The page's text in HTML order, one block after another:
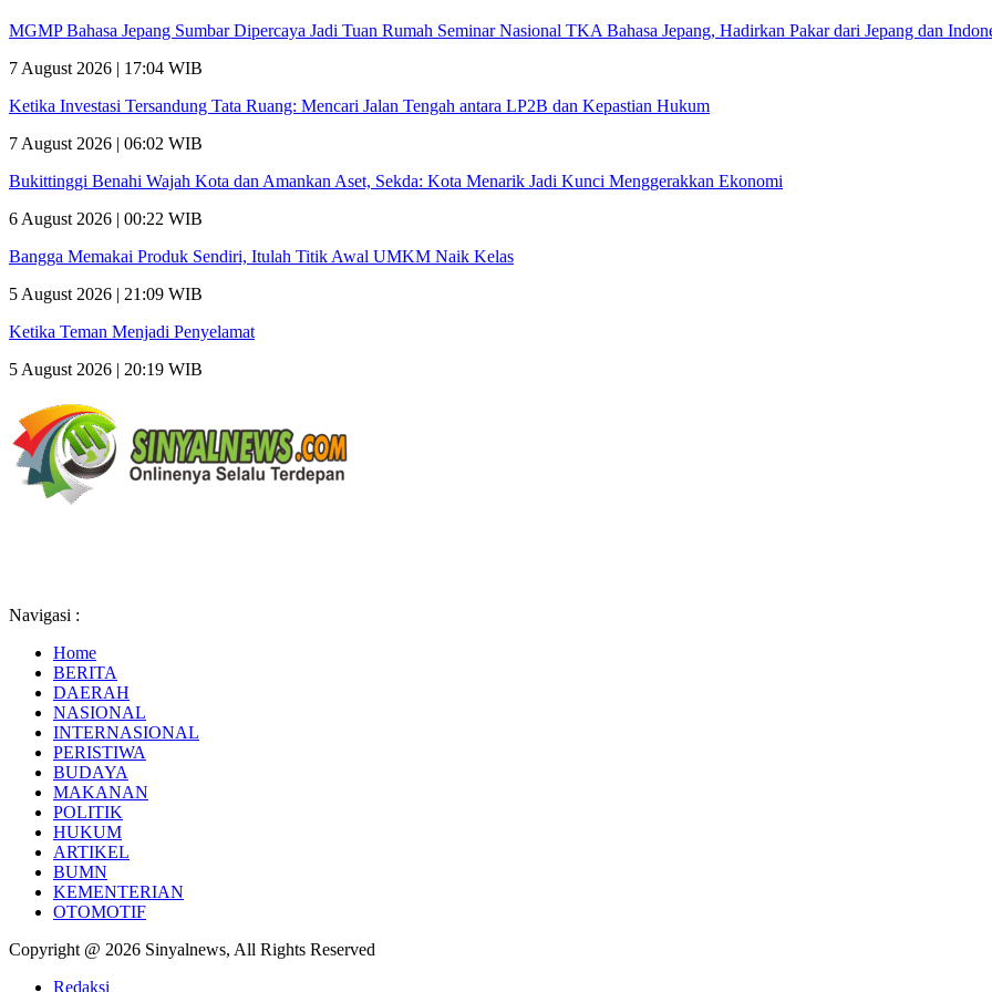
MGMP Bahasa Jepang Sumbar Dipercaya Jadi Tuan Rumah Seminar Nasional TKA Bahasa Jepang, Hadirkan Pakar dari Jepang dan
7 August 2026 | 17:04 WIB
Ketika Investasi Tersandung Tata Ruang: Mencari Jalan Tengah antara LP2B dan Kepastian Hukum
7 August 2026 | 06:02 WIB
Bukittinggi Benahi Wajah Kota dan Amankan Aset, Sekda: Kota Menarik Jadi Kunci Menggerakkan Ekonomi
6 August 2026 | 00:22 WIB
Bangga Memakai Produk Sendiri, Itulah Titik Awal UMKM Naik Kelas
5 August 2026 | 21:09 WIB
Ketika Teman Menjadi Penyelamat
5 August 2026 | 20:19 WIB
Navigasi :
Home
BERITA
DAERAH
NASIONAL
INTERNASIONAL
PERISTIWA
BUDAYA
MAKANAN
POLITIK
HUKUM
ARTIKEL
BUMN
KEMENTERIAN
OTOMOTIF
Copyright @ 2026 Sinyalnews, All Rights Reserved
Redaksi